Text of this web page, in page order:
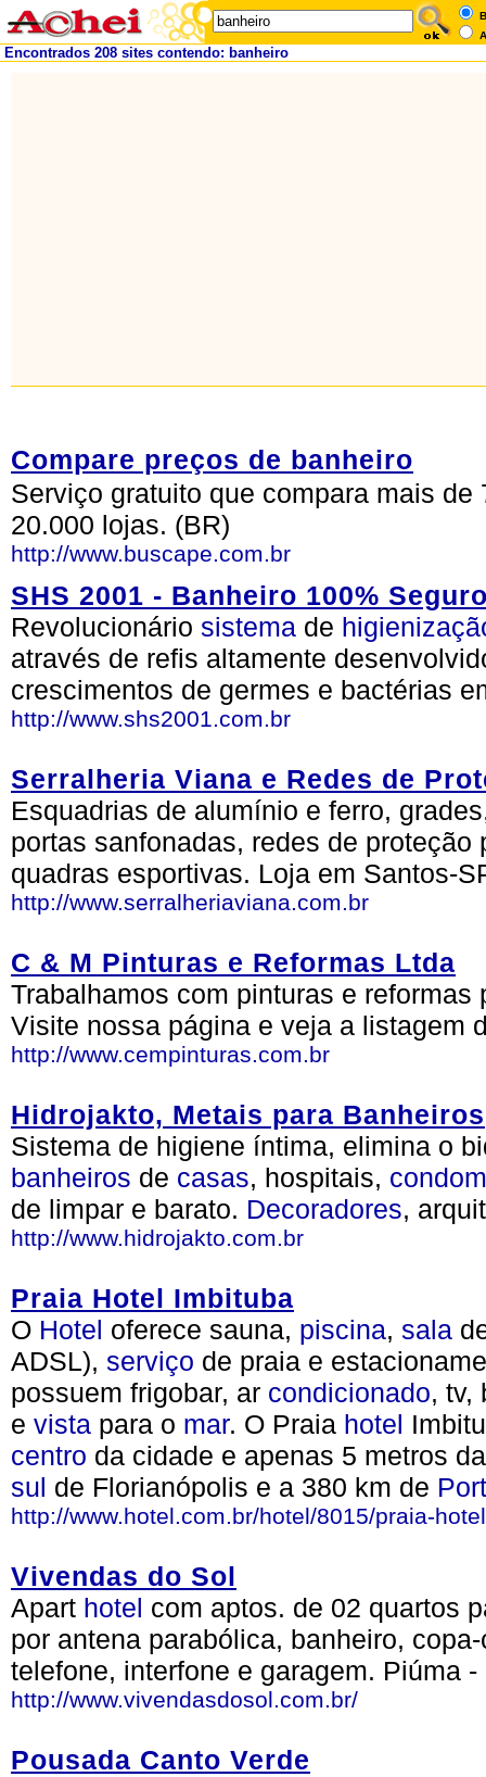
Encontrados 208 sites contendo: banheiro
Compare preços de banheiro
Serviço gratuito que compara mais
20.000 lojas. (BR)
http://www.buscape.com.br
SHS 2001 - Banheiro 100%
Revolucionário sistema de
através de refis altamente
crescimentos de germes e bactérias
http://www.shs2001.com.br
Serralheria Viana e Redes de
Esquadrias de alumínio e ferro,
portas sanfonadas, redes de
quadras esportivas. Loja em Santos-
http://www.serralheriaviana.com.br
C & M Pinturas e Reformas Ltda
Trabalhamos com pinturas e
Visite nossa página e veja a listagem
http://www.cempinturas.com.br
Hidrojakto, Metais para Banheiros
Sistema de higiene íntima, elimina o
banheiros de casas, hospitais,
de limpar e barato. Decoradores,
http://www.hidrojakto.com.br
Praia Hotel Imbituba
O Hotel oferece sauna, piscina, sala
ADSL), serviço de praia e
possuem frigobar, ar condicionado, tv,
e vista para o mar. O Praia hotel
centro da cidade e apenas 5 metros
sul de Florianópolis e a 380 km de
http://www.hotel.com.br/hotel/8015/praia-
Vivendas do Sol
Apart hotel com aptos. de 02 quartos
por antena parabólica, banheiro,
telefone, interfone e garagem. Piúma -
http://www.vivendasdosol.com.br/
Pousada Canto Verde